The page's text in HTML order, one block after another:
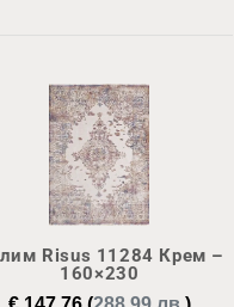
Risus 11284 Крем –
160×230